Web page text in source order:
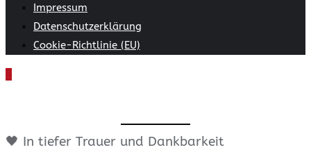
Impressum
Datenschutzerklärung
Cookie-Richtlinie (EU)
🖤 In tiefer Trauer und Dankbarkeit